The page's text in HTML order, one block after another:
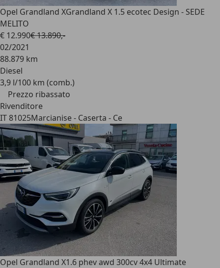
Opel Grandland XGrandland X 1.5 ecotec Design - SEDE
MELITO
€ 12.990€ 13.890,-
02/2021
88.879 km
Diesel
3,9 l/100 km (comb.)
Prezzo ribassato
Rivenditore
IT 81025Marcianise - Caserta - Ce
Opel Grandland X1.6 phev awd 300cv 4x4 Ultimate